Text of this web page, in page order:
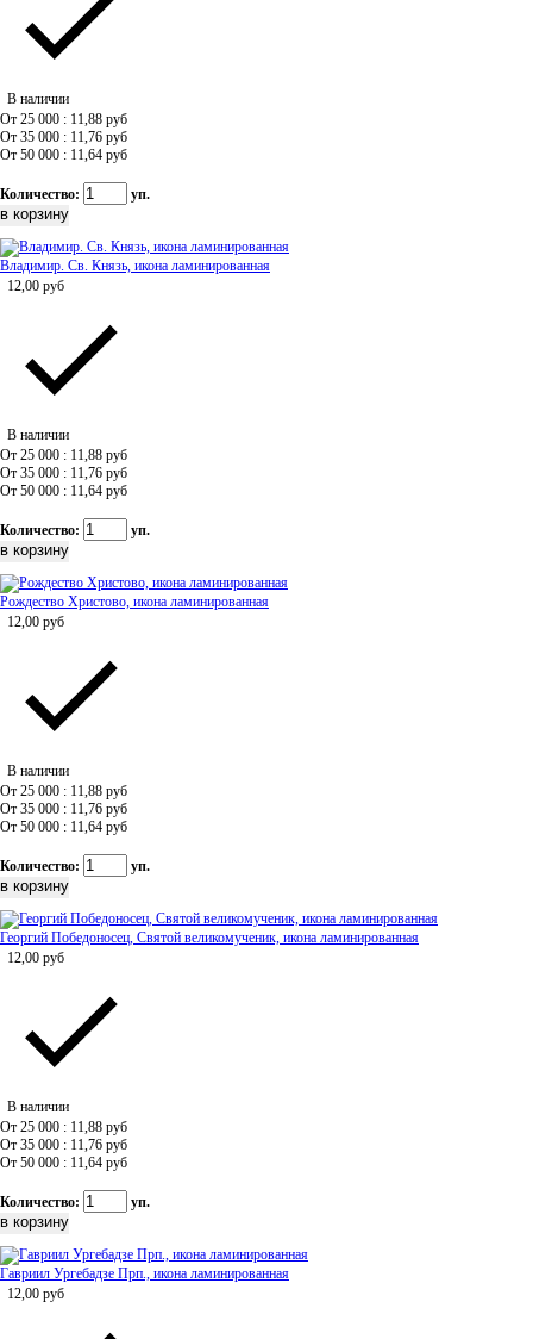
В наличии
От 25 000 : 11,88 руб
От 35 000 : 11,76 руб
От 50 000 : 11,64 руб
Количество: уп.
Владимир. Св. Князь, икона ламинированная
12,00 руб
В наличии
От 25 000 : 11,88 руб
От 35 000 : 11,76 руб
От 50 000 : 11,64 руб
Количество: уп.
Рождество Христово, икона ламинированная
12,00 руб
В наличии
От 25 000 : 11,88 руб
От 35 000 : 11,76 руб
От 50 000 : 11,64 руб
Количество: уп.
Георгий Победоносец, Святой великомученик, икона ламинированная
12,00 руб
В наличии
От 25 000 : 11,88 руб
От 35 000 : 11,76 руб
От 50 000 : 11,64 руб
Количество: уп.
Гавриил Ургебадзе Прп., икона ламинированная
12,00 руб